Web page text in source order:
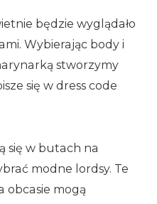
będzie wyglądało
Wybierając body i
stworzymy
się w dress code
się w butach na
modne lordsy. Te
obcasie mogą